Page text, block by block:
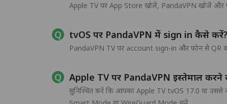
Apple TV पर App Store खोलें, PandaVPN खोजें और
tvOS पर PandaVPN में sign in कैसे करें?
PandaVPN TV पर account sign-in और फोन से QR
Apple TV पर PandaVPN इस्तेमाल करने
सुनिश्चित करें कि आपका Apple TV tvOS 17.0 या